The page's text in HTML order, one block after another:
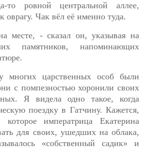
то ровной центральной аллее,
оврагу. Чак вёл её именно туда.
месте, - сказал он, указывая на
памятников, напоминающих
многих царственных особ были
с помпезностью хоронили своих
Я видела одно такое, когда
поездку в Гатчину. Кажется,
императрица Екатерина
для своих, ушедших на облака,
«собственный садик» и